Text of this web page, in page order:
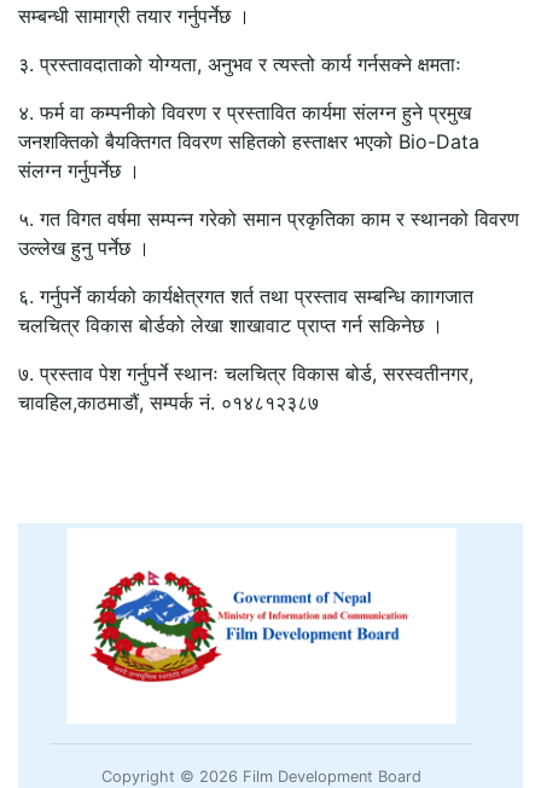
सम्बन्धी सामाग्री तयार गर्नुपर्नेछ ।
३. प्रस्तावदाताको योग्यता, अनुभव र त्यस्तो कार्य गर्नसक्ने क्षमताः
४. फर्म वा कम्पनीको विवरण र प्रस्तावित कार्यमा संलग्न हुने प्रमुख
जनशक्तिको बैयक्तिगत विवरण सहितको हस्ताक्षर भएको Bio-Data
संलग्न गर्नुपर्नेछ ।
५. गत विगत वर्षमा सम्पन्न गरेको समान प्रकृतिका काम र स्थानको विवरण
उल्लेख हुनु पर्नेछ ।
६. गर्नुपर्ने कार्यको कार्यक्षेत्रगत शर्त तथा प्रस्ताव सम्बन्धि काागजात
चलचित्र विकास बोर्डको लेखा शाखावाट प्राप्त गर्न सकिनेछ ।
७. प्रस्ताव पेश गर्नुपर्ने स्थानः चलचित्र विकास बोर्ड, सरस्वतीनगर,
चावहिल,काठमाडौं, सम्पर्क नं. ०१४८१२३८७
Copyright © 2026 Film Development Board